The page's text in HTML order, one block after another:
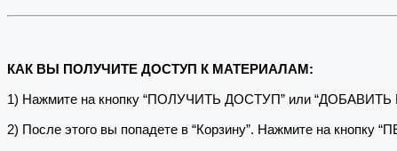
КАК ВЫ ПОЛУЧИТЕ ДОСТУП К МАТЕРИАЛАМ:
1) Нажмите на кнопку “ПОЛУЧИТЬ ДОСТУП” или
2) После этого вы попадете в “Корзину”. Нажмите на